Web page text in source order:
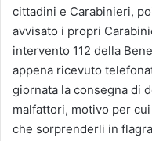
cittadini e Carabinieri,
avvisato i propri
intervento 112 della
appena ricevuto
giornata la consegna di
malfattori, motivo per
che sorprenderli in